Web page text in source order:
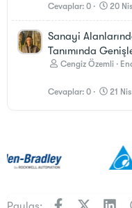
Cevaplar 0 20
Sanayi
Tanımında
Cengiz Özemli
Cevaplar 0 21
Facebook
X